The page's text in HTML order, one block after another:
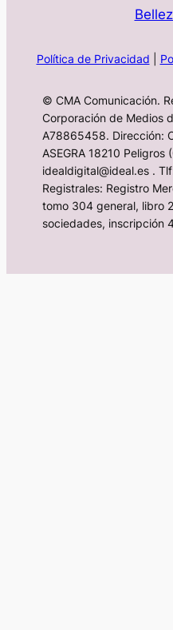
Política de Privacidad
© CMA Comunicación.
Corporación de Medios
A78865458. Dirección:
ASEGRA 18210
idealdigital@ideal.es .
Registrales: Registro
tomo 304 general, libro
sociedades, inscripción